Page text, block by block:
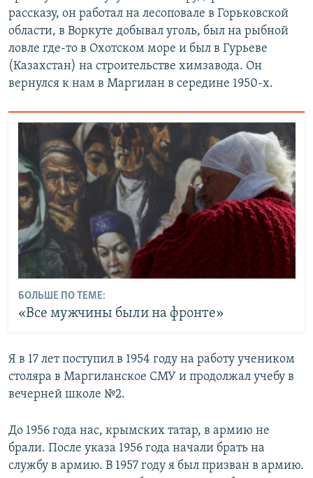
рассказу, он работал на лесоповале в Горьковской
области, в Воркуте добывал уголь, был на рыбной
ловле где-то в Охотском море и был в Гурьеве
(Казахстан) на строительстве химзавода. Он
вернулся к нам в Маргилан в середине 1950-х.
БОЛЬШЕ ПО ТЕМЕ:
«Все мужчины были на фронте»
Я в 17 лет поступил в 1954 году на работу учеником
столяра в Маргиланское СМУ и продолжал учебу в
вечерней школе №2.
До 1956 года нас, крымских татар, в армию не
брали. После указа 1956 года начали брать на
службу в армию. В 1957 году я был призван в армию.